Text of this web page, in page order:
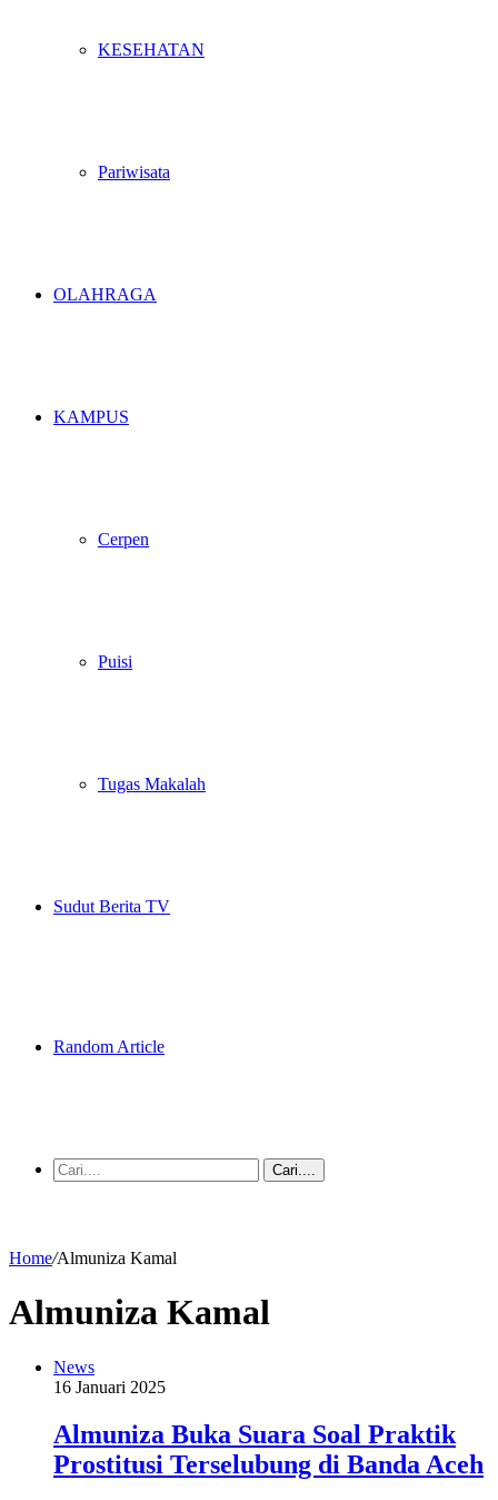
KESEHATAN
Pariwisata
OLAHRAGA
KAMPUS
Cerpen
Puisi
Tugas Makalah
Sudut Berita TV
Random Article
Cari....
Home/Almuniza Kamal
Almuniza Kamal
News
16 Januari 2025
Almuniza Buka Suara Soal Praktik
Prostitusi Terselubung di Banda Aceh